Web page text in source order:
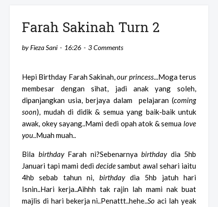
Farah Sakinah Turn 2
byFieza Sani 16:26 3 Comments
Hepi Birthday Farah Sakinah,our princess...Moga terus
membesar dengan sihat, jadi anak yang soleh,
dipanjangkan usia, berjaya dalam pelajaran (coming
soon), mudah di didik & semua yang baik-baik untuk
awak, okey sayang..Mami dedi opah atok & semua love
you..Muah muah..
Bila birthdayFarah ni?Sebenarnya birthdaydia 5hb
Januari tapi mami dedi decidesambut awal sehari iaitu
4hb sebab tahun ni, birthday dia 5hb jatuh hari
Isnin..Hari kerja..Aihhh tak rajin lah mami nak buat
majlis di hari bekerja ni..Penattt..hehe..So aci lah yeak